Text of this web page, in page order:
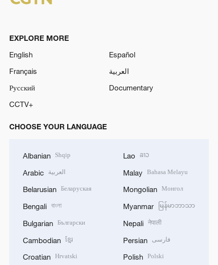
EXPLORE MORE
English
Español
Français
العربية
Русский
Documentary
CCTV+
CHOOSE YOUR LANGUAGE
Albanian Shqip
Arabic العربية
Belarusian Беларуская
Bengali বাংলা
Bulgarian Български
Cambodian ខ្មែរ
Croatian Hrvatski
Lao ລາວ
Malay Bahasa Melayu
Mongolian Монгол
Myanmar မြန်မာဘာသာ
Nepali नेपाली
Persian فارسی
Polish Polski